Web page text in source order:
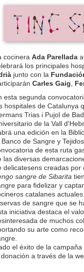
cocinera Ada Parellada
los principales
junto con la
Carles Gaig
esta segunda
hospitales de Catalunya
Trias i Pujol de
de la Vall
una edición en la
Banco de Sangre y
de esta ruta
las diversas
delicatesens creadas por
sangre de Sibarita
para fidelizar y
catalanes
de sangre que se
iniciativa destaca el
de muchos
su arte como
el éxito de la
a través de la